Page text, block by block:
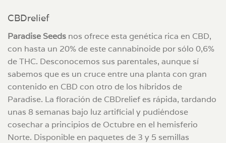
CBDrelief
Paradise Seeds nos ofrece esta genética rica en CBD,
con hasta un 20% de este cannabinoide por sólo 0,6%
de THC. Desconocemos sus parentales, aunque sí
sabemos que es un cruce entre una planta con gran
contenido en CBD con otro de los híbridos de
Paradise. La floración de CBDrelief es rápida, tardando
unas 8 semanas bajo luz artificial y pudiéndose
cosechar a principios de Octubre en el hemisferio
Norte. Disponible en paquetes de 3 y 5 semillas